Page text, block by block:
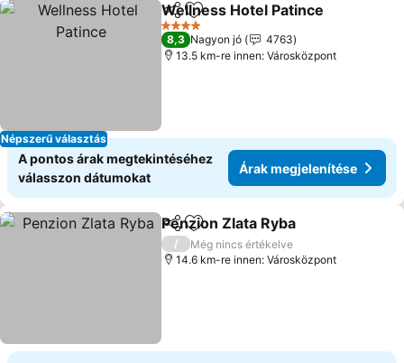
Népszerű választás
Megosztás
Hozzáadás a kedvencekhez
Wellness Hotel Patince
4 Kategória
8,3 Nagyon jó
4763
13.5 km-re innen: Városközpont
A pontos árak megtekintéséhez
válasszon dátumokat
Árak megjelenítése
Megosztás
Hozzáadás a kedvencekhez
Penzion Zlata Ryba
/
Még nincs értékelve
14.6 km-re innen: Városközpont